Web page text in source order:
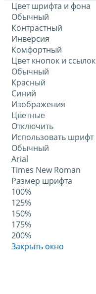
Цвет шрифта и фона
Обычный
Контрастный
Инверсия
Комфортный
Цвет кнопок и ссылок
Обычный
Красный
Синий
Изображения
Цветные
Отключить
Использовать шрифт
Обычный
Arial
Times New Roman
Размер шрифта
100%
125%
150%
175%
200%
Закрыть окно